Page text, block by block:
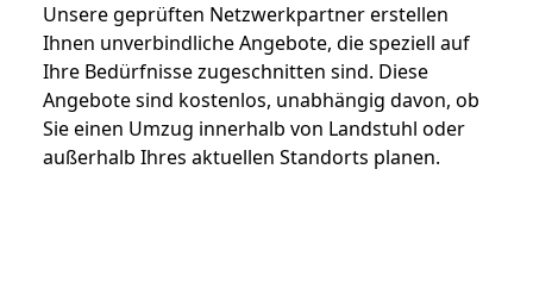
Unsere geprüften Netzwerkpartner erstellen
Ihnen unverbindliche Angebote, die speziell auf
Ihre Bedürfnisse zugeschnitten sind. Diese
Angebote sind kostenlos, unabhängig davon, ob
Sie einen Umzug innerhalb von Landstuhl oder
außerhalb Ihres aktuellen Standorts planen.